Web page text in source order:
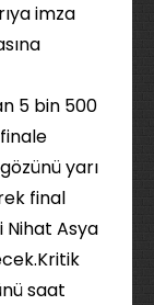
imza
5 bin 500
yarı
final
Asya
saat